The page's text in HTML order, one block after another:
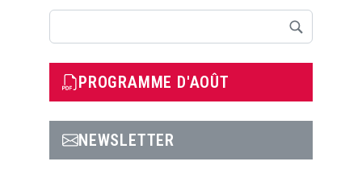
PROGRAMME D'AOÛT
NEWSLETTER